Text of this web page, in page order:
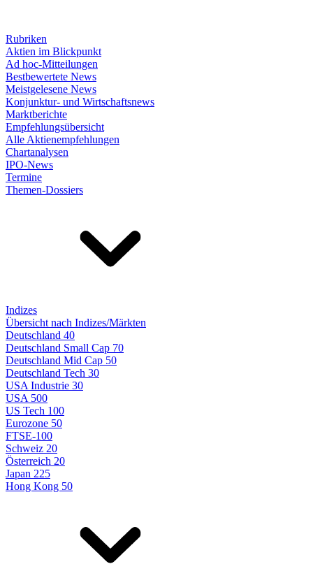
Rubriken
Aktien im Blickpunkt
Ad hoc-Mitteilungen
Bestbewertete News
Meistgelesene News
Konjunktur- und Wirtschaftsnews
Marktberichte
Empfehlungsübersicht
Alle Aktienempfehlungen
Chartanalysen
IPO-News
Termine
Themen-Dossiers
Indizes
Übersicht nach Indizes/Märkten
Deutschland 40
Deutschland Small Cap 70
Deutschland Mid Cap 50
Deutschland Tech 30
USA Industrie 30
USA 500
US Tech 100
Eurozone 50
FTSE-100
Schweiz 20
Österreich 20
Japan 225
Hong Kong 50